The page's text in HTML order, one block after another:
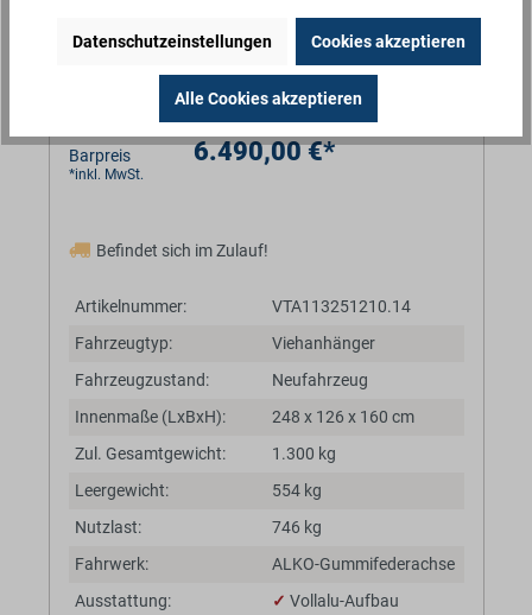
Barpreis 6.490,00 €*
*inkl. MwSt.
Befindet sich im Zulauf!
Artikelnummer:
VTA113251210.14
Fahrzeugtyp:
Viehanhänger
Fahrzeugzustand:
Neufahrzeug
Innenmaße (LxBxH):
248 x 126 x 160 cm
Zul. Gesamtgewicht:
1.300 kg
Leergewicht:
554 kg
Nutzlast:
746 kg
Fahrwerk:
ALKO-Gummifederachse
Ausstattung:
✓ Vollalu-Aufbau
Datenschutzeinstellungen Cookies akzeptieren
Alle Cookies akzeptieren